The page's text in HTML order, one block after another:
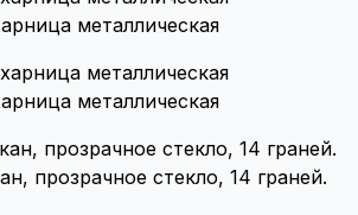
металлическая
металлическая
прозрачное стекло, 14 граней.